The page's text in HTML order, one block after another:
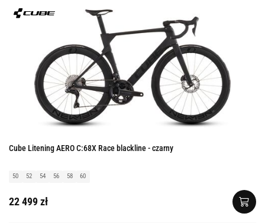
Cube Litening AERO C:68X Race blackline - czarny
50 52 54 56 58 60
22 499 zł